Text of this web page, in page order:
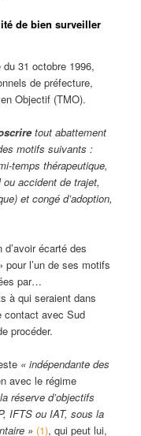
de bien surveiller
31 octobre 1996,
de préfecture,
Objectif (TMO).
tout abattement
motifs suivants :
temps thérapeutique,
accident de trajet,
et congé d’adoption,
écarté des
pour l’un de ses motifs
par…
à qui seraient dans
contact avec Sud
procéder.
« indépendante des
avec le régime
réserve d’objectifs
IFTS ou IAT, sous la
» (1), qui peut lui,